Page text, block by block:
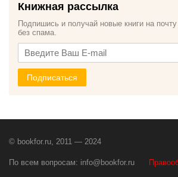
Книжная рассылка
Подпишись и получай новые книги на
без спама.
Подписаться
© bookfor.ru, 2011 — 2024
По всем вопросам: info@bookfor.ru